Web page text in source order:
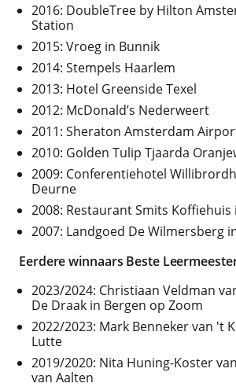
2016: DoubleTree by Hilton
Station
2015: Vroeg in Bunnik
2014: Stempels Haarlem
2013: Hotel Greenside Texel
2012: McDonald’s Nederweert
2011: Sheraton Amsterdam
2010: Golden Tulip Tjaarda
2009: Conferentiehotel
Deurne
2008: Restaurant Smits
2007: Landgoed De Wilmersberg
Eerdere winnaars Beste
2023/2024: Christiaan Veldman
De Draak in Bergen op Zoom
2022/2023: Mark Benneker van 't
Lutte
2019/2020: Nita Huning-Koster
van Aalten